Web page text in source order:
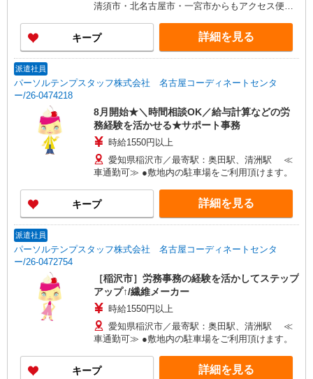
清須市・北名古屋市・一宮市からもアクセス便利
キープ 詳細を見る
派遣社員
パーソルテンプスタッフ株式会社 名古屋コーディネートセンタ
ー/26-0474218
8月開始★＼時間相談OK／給与計算などの労
務経験を活かせる★サポート事務
時給1550円以上
愛知県稲沢市／最寄駅：奥田駅、清洲駅 ≪
車通勤可≫ ●敷地内の駐車場をご利用頂けます。
キープ 詳細を見る
派遣社員
パーソルテンプスタッフ株式会社 名古屋コーディネートセンタ
ー/26-0472754
［稲沢市］労務事務の経験を活かしてステップ
アップ↑/繊維メーカー
時給1550円以上
愛知県稲沢市／最寄駅：奥田駅、清洲駅 ≪
車通勤可≫ ●敷地内の駐車場をご利用頂けます。
キープ 詳細を見る